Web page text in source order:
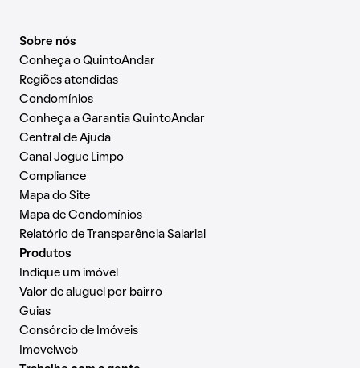
Sobre nós
Conheça o QuintoAndar
Regiões atendidas
Condomínios
Conheça a Garantia QuintoAndar
Central de Ajuda
Canal Jogue Limpo
Compliance
Mapa do Site
Mapa de Condomínios
Relatório de Transparência Salarial
Produtos
Indique um imóvel
Valor de aluguel por bairro
Guias
Consórcio de Imóveis
Imovelweb